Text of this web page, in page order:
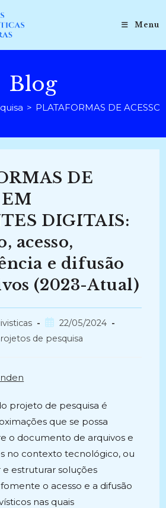
Menu
Blog
> PLATAFORMAS DE
DE
EM
DIGITAIS:
acesso,
e difusão
(2023-Atual)
Post
publicado:
22/05/2024
de pesquisa
projeto de pesquisa é
que se possa
o documento de arquivos e
no contexto tecnológico, ou
e estruturar soluções
o acesso e a difusão
nas quais